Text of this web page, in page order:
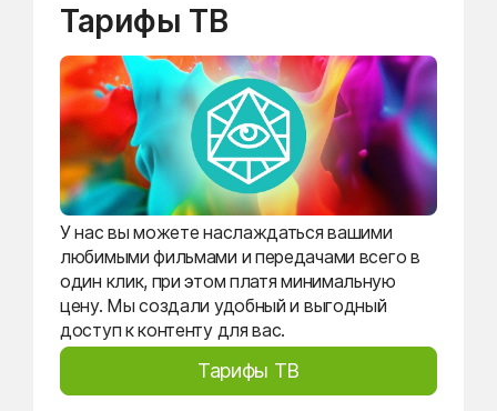
Тарифы ТВ
У нас вы можете наслаждаться вашими
любимыми фильмами и передачами всего в
один клик, при этом платя минимальную
цену. Мы создали удобный и выгодный
доступ к контенту для вас.
Тарифы ТВ